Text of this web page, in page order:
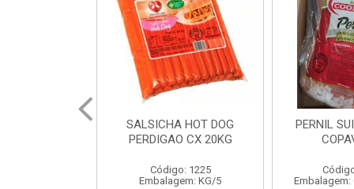
PERNIL SUINO C/OSSO
COPAVEL KG
Código: 12301
Embalagem: CX/± 19,56 KG